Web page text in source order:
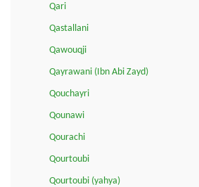
Qari
Qastallani
Qawouqji
Qayrawani (Ibn Abi Zayd)
Qouchayri
Qounawi
Qourachi
Qourtoubi
Qourtoubi (yahya)